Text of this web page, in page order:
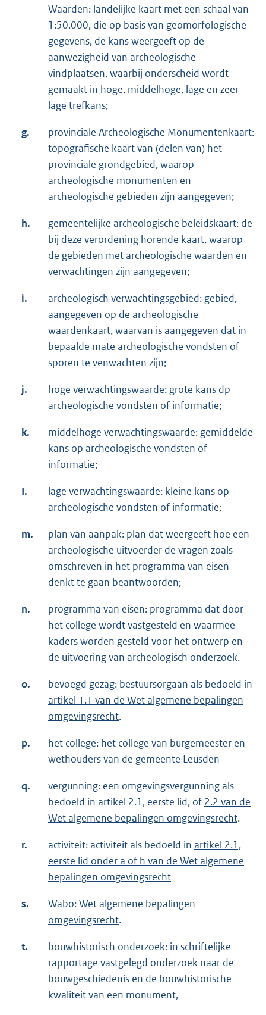
Waarden: landelijke kaart met een schaal van
1:50.000, die op basis van geomorfologische
gegevens, de kans weergeeft op de
aanwezigheid van archeologische
vindplaatsen, waarbij onderscheid wordt
gemaakt in hoge, middelhoge, lage en zeer
lage trefkans;
g.
provinciale Archeologische Monumentenkaart:
topografische kaart van (delen van) het
provinciale grondgebied, waarop
archeologische monumenten en
archeologische gebieden zijn aangegeven;
h.
gemeentelijke archeologische beleidskaart: de
bij deze verordening horende kaart, waarop
de gebieden met archeologische waarden en
verwachtingen zijn aangegeven;
i.
archeologisch verwachtingsgebied: gebied,
aangegeven op de archeologische
waardenkaart, waarvan is aangegeven dat in
bepaalde mate archeologische vondsten of
sporen te venwachten zijn;
j.
hoge verwachtingswaarde: grote kans dp
archeologische vondsten of informatie;
k.
middelhoge verwachtingswaarde: gemiddelde
kans op archeologische vondsten of
informatie;
I.
lage verwachtingswaarde: kleine kans op
archeologische vondsten of informatie;
m.
plan van aanpak: plan dat weergeeft hoe een
archeologische uitvoerder de vragen zoals
omschreven in het programma van eisen
denkt te gaan beantwoorden;
n.
programma van eisen: programma dat door
het college wordt vastgesteld en waarmee
kaders worden gesteld voor het ontwerp en
de uitvoering van archeologisch onderzoek.
o.
bevoegd gezag: bestuursorgaan als bedoeld in
artikel 1.1 van de Wet algemene bepalingen
omgevingsrecht.
p.
het college: het college van burgemeester en
wethouders van de gemeente Leusden
q.
vergunning: een omgevingsvergunning als
bedoeld in artikel 2.1, eerste lid, of 2.2 van de
Wet algemene bepalingen omgevingsrecht.
r. activiteit: activiteit als bedoeld in artikel 2.1,
eerste lid onder a of h van de Wet algemene
bepalingen omgevingsrecht
s. Wabo:Wet algemene bepalingen
omgevingsrecht.
t.
bouwhistorisch onderzoek: in schriftelijke
rapportage vastgelegd onderzoek naar de
bouwgeschiedenis en de bouwhistorische
kwaliteit van een monument,